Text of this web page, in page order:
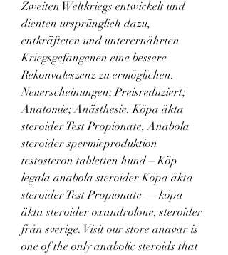
Zweiten Weltkriegs entwickelt und
dienten ursprünglich dazu,
entkräfteten und unterernährten
Kriegsgefangenen eine bessere
Rekonvaleszenz zu ermöglichen.
Neuerscheinungen; Preisreduziert;
Anatomie; Anästhesie. Köpa äkta
steroider Test Propionate, Anabola
steroider spermieproduktion
testosteron tabletten hund – Köp
legala anabola steroider Köpa äkta
steroider Test Propionate — köpa
äkta steroider oxandrolone, steroider
från sverige. Visit our store anavar is
one of the only anabolic steroids that